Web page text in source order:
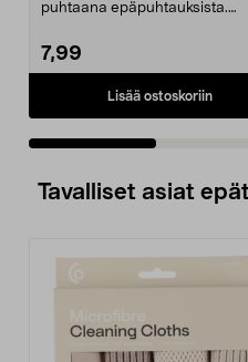
puhtaana epäpuhtauksista.
7,99
Lisää ostoskoriin
Tavalliset asiat